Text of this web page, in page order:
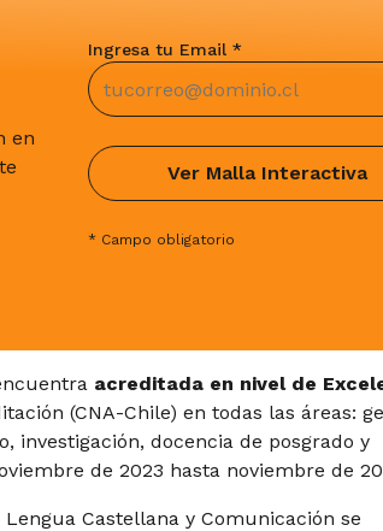
en
Ingresa tu Email *
Ver Malla Interactiva
* Campo obligatorio
Didáctica de la Literatura
Seminario de Titulación
acreditada en nivel de
(CNA-Chile) en todas las áreas:
investigación, docencia de posgrado y
de 2023 hasta noviembre de
Castellana y Comunicación se